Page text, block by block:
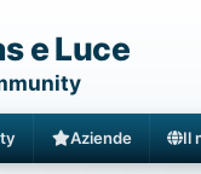
e Luce
Aziende Il